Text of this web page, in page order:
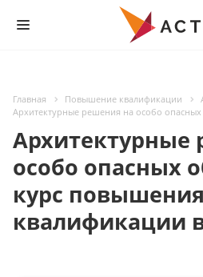
Главная Повышение квалификации
Архитектурные решения на особо
Архитектурные
особо опасных
курс повышения
квалификации